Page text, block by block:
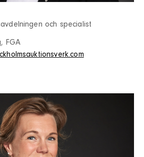
och specialist
FGA